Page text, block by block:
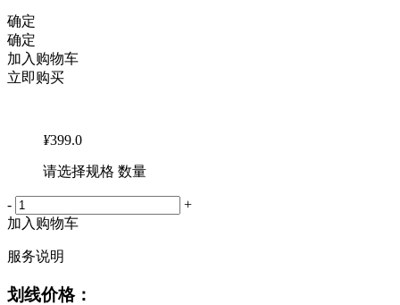
确定
确定
加入购物车
立即购买
¥399.0
请选择规格 数量
-
+
加入购物车
服务说明
划线价格：